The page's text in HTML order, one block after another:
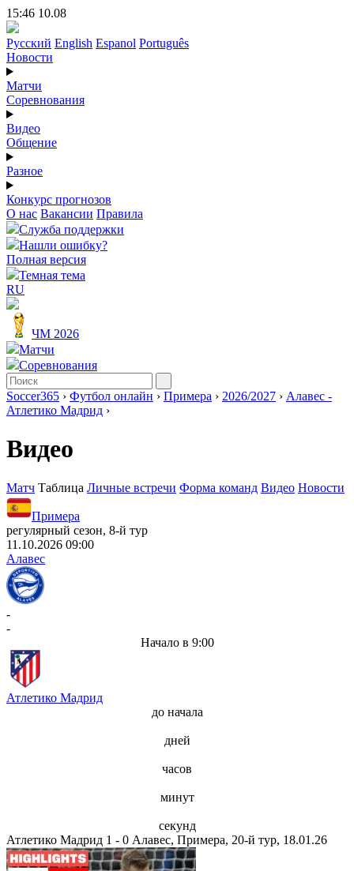
15:46 10.08
Русский English Espanol Português
Новости
Матчи
Соревнования
Видео
Общение
Разное
Конкурс прогнозов
О нас Вакансии Правила
Служба поддержки
Нашли ошибку?
Полная версия
Темная тема
RU
ЧМ 2026
Матчи
Соревнования
Soccer365 › Футбол онлайн › Примера › 2026/2027 › Алавес -
Атлетико Мадрид ›
Видео
Матч Таблица Личные встречи Форма команд Видео Новости
Примера
регулярный сезон, 8-й тур
11.10.2026 09:00
Алавес
-
-
Начало в 9:00
Атлетико Мадрид
до начала
дней
часов
минут
секунд
Атлетико Мадрид 1 - 0 Алавес, Примера, 20-й тур, 18.01.26